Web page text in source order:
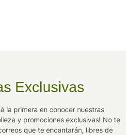
Exclusivas
la primera en conocer nuestras
y promociones exclusivas! No te
que te encantarán, libres de